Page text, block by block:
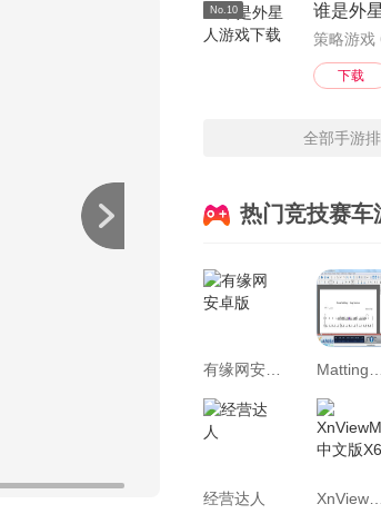
(的)游(游)戏(戏)
No.10 谁是外
策略游戏
下载
全部手游
热门竞技赛车
经营达人